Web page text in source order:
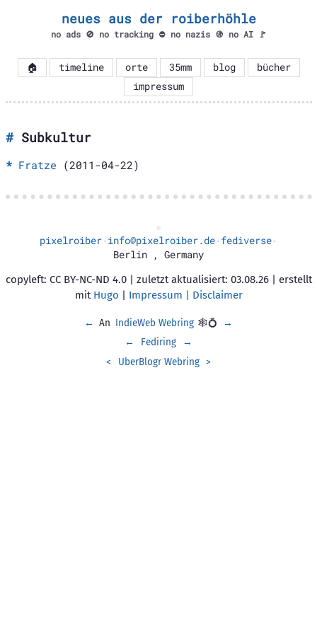
neues aus der roiberhöhle
no ads 🚫 no tracking ⛔ no nazis 🚯 no AI 🚩
🏠 timeline orte 35mm blog
bücher
impressum
Subkultur
Fratze (2011-04-22)
pixelroiber· info@pixelroiber.de· fediverse·
Berlin , Germany
copyleft: CC BY-NC-ND 4.0 | zuletzt aktualisiert: 03.08.26 | erstellt
mit Hugo | Impressum | Disclaimer
← An IndieWeb Webring 🕸💍
→
←
Fediring
→
<
UberBlogr Webring >